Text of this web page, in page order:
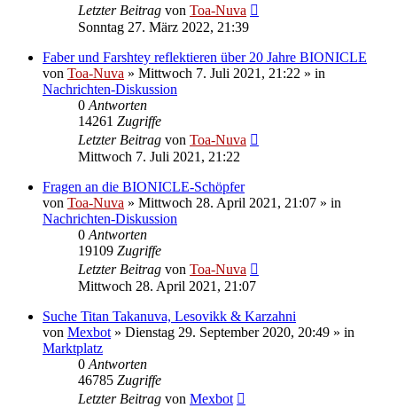
Letzter Beitrag von Toa-Nuva
Sonntag 27. März 2022, 21:39
Faber und Farshtey reflektieren über 20 Jahre BIONICLE
von Toa-Nuva » Mittwoch 7. Juli 2021, 21:22 » in
Nachrichten-Diskussion
0 Antworten
14261 Zugriffe
Letzter Beitrag von Toa-Nuva
Mittwoch 7. Juli 2021, 21:22
Fragen an die BIONICLE-Schöpfer
von Toa-Nuva » Mittwoch 28. April 2021, 21:07 » in
Nachrichten-Diskussion
0 Antworten
19109 Zugriffe
Letzter Beitrag von Toa-Nuva
Mittwoch 28. April 2021, 21:07
Suche Titan Takanuva, Lesovikk & Karzahni
von Mexbot » Dienstag 29. September 2020, 20:49 » in
Marktplatz
0 Antworten
46785 Zugriffe
Letzter Beitrag von Mexbot